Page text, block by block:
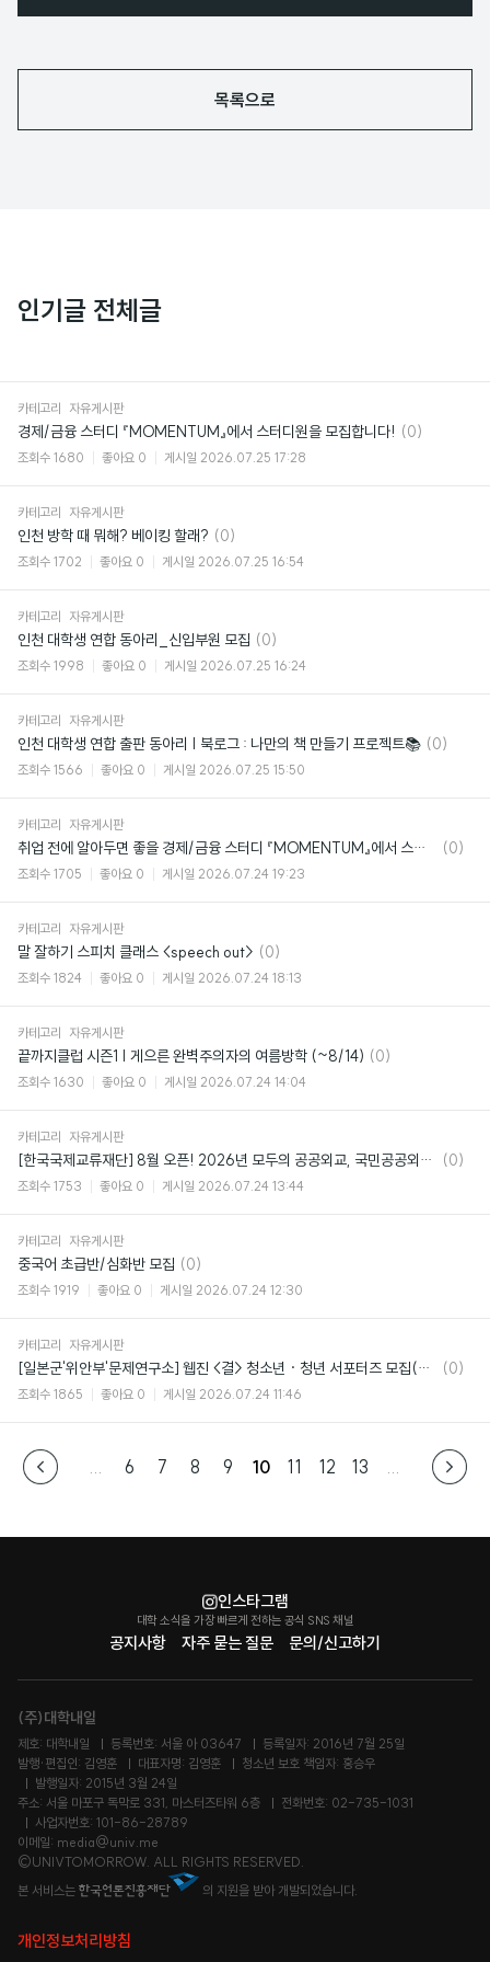
목록으로
인기글 전체글
카테고리 자유게시판
경제/금융 스터디 『MOMENTUM』에서 스터디원을 모집합니다! 댓
(0)
조회수 1680 좋아요 0 게시일 2026.07.25 17:28
카테고리 자유게시판
인천 방학 때 뭐해? 베이킹 할래? 댓
글
(0)
조회수 1702 좋아요 0 게시일 2026.07.25 16:54
카테고리 자유게시판
인천 대학생 연합 동아리_신입부원 모집 댓
글
(0)
조회수 1998 좋아요 0 게시일 2026.07.25 16:24
카테고리 자유게시판
인천 대학생 연합 출판 동아리 | 북로그 : 나만의 책 만들기 프로젝트📚 댓
(0)
조회수 1566 좋아요 0 게시일 2026.07.25 15:50
카테고리 자유게시판
취업 전에 알아두면 좋을 경제/금융 스터디 『MOMENTUM』에서 스터디원을 모집합니다!
댓
(0)
조회수 1705 좋아요 0 게시일 2026.07.24 19:23
카테고리 자유게시판
말 잘하기 스피치 클래스 <speech out> 댓
글
(0)
조회수 1824 좋아요 0 게시일 2026.07.24 18:13
카테고리 자유게시판
끝까지클럽 시즌1 | 게으른 완벽주의자의 여름방학 (~8/14) 댓
(0)
조회수 1630 좋아요 0 게시일 2026.07.24 14:04
카테고리 자유게시판
[한국국제교류재단] 8월 오픈! 2026년 모두의 공공외교, 국민공공외교아카데미
댓
(0)
조회수 1753 좋아요 0 게시일 2026.07.24 13:44
카테고리 자유게시판
중국어 초급반/심화반 모집 댓
글
(0)
조회수 1919 좋아요 0 게시일 2026.07.24 12:30
카테고리 자유게시판
[일본군'위안부'문제연구소] 웹진 <결> 청소년 · 청년 서포터즈 모집(~8/3)
댓
(0)
조회수 1865 좋아요 0 게시일 2026.07.24 11:46
6 7 8 9 10 11 12 13
공지사항 자주 묻는 질문 문의/신고하기
인스타그램
대학 소식을 가장 빠르게 전하는 공식 SNS 채널
(주)대학내일
제호: 대학내일 등록번호: 서울 아 03647
등록일자: 2016년 7월 25일
발행·편집인: 김영훈
대표자명: 김영훈
청소년 보호 책임자: 홍승우
발행일자: 2015년 3월 24일
주소: 서울 마포구 독막로 331, 마스터즈타워 6층
전화번호: 02-735-1031
사업자번호: 101-86-28789
이메일: media@univ.me
©UNIVTOMORROW. ALL RIGHTS RESERVED.
본 서비스는
의 지원을 받아 개발되었습니다.
개인정보처리방침